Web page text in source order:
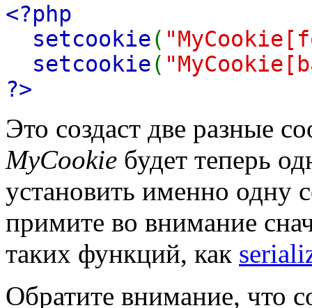
<?php
setcookie(
setcookie(
?>
Это создаст две разные
MyCookie будет теперь
установить именно одну
примите во внимание
таких функций, как
Обратите внимание, что